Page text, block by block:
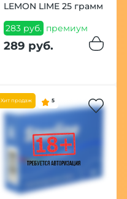
LEMON LIME 25 грамм
283 руб. премиум
289 руб.
Хит продаж 5